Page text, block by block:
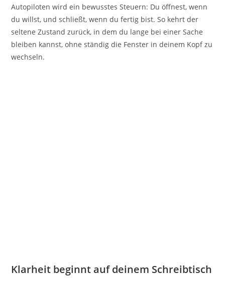
Autopiloten wird ein bewusstes Steuern: Du öffnest, wenn
du willst, und schließt, wenn du fertig bist. So kehrt der
seltene Zustand zurück, in dem du lange bei einer Sache
bleiben kannst, ohne ständig die Fenster in deinem Kopf zu
wechseln.
Klarheit beginnt auf deinem Schreibtisch